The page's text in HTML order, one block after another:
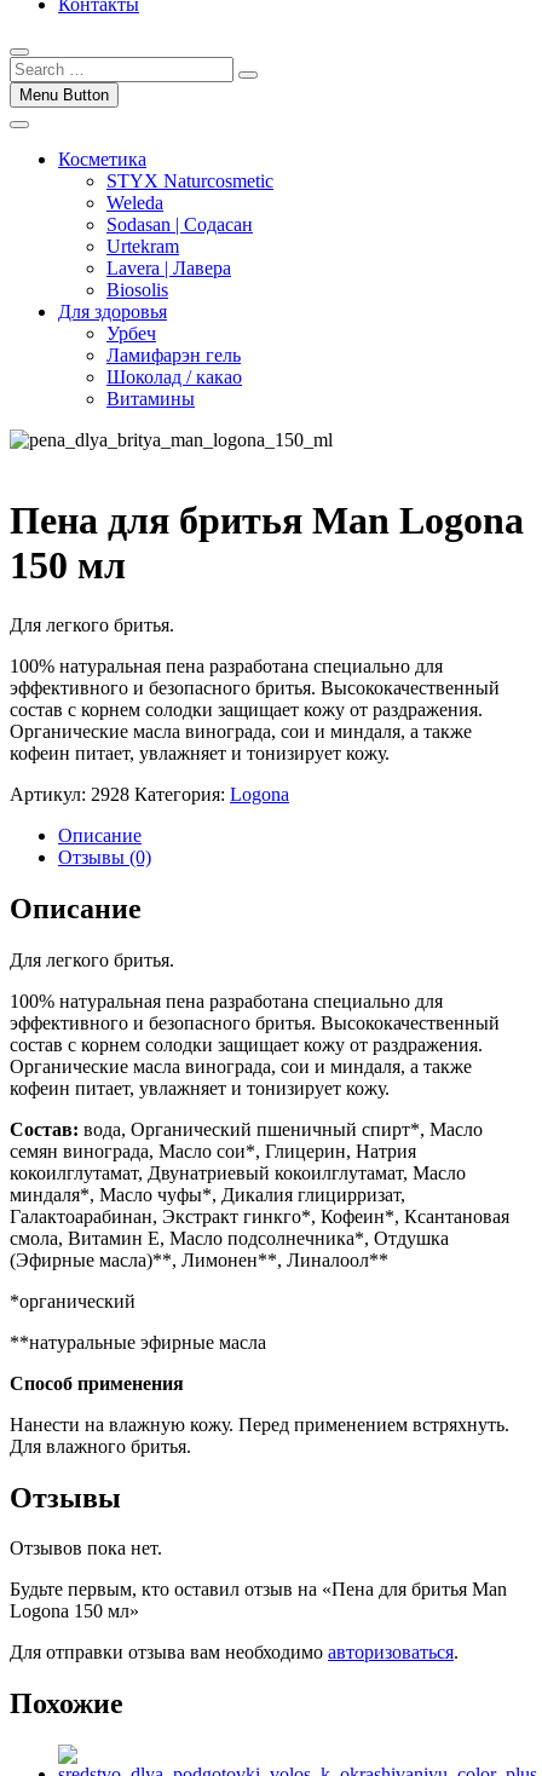
Контакты
Menu Button
Косметика
STYX Naturcosmetic
Weleda
Sodasan | Содасан
Urtekram
Lavera | Лавера
Biosolis
Для здоровья
Урбеч
Ламифарэн гель
Шоколад / какао
Витамины
Пена для бритья Man Logona
150 мл
Для легкого бритья.
100% натуральная пена разработана специально для
эффективного и безопасного бритья. Высококачественный
состав с корнем солодки защищает кожу от раздражения.
Органические масла винограда, сои и миндаля, а также
кофеин питает, увлажняет и тонизирует кожу.
Артикул: 2928 Категория: Logona
Описание
Отзывы (0)
Описание
Для легкого бритья.
100% натуральная пена разработана специально для
эффективного и безопасного бритья. Высококачественный
состав с корнем солодки защищает кожу от раздражения.
Органические масла винограда, сои и миндаля, а также
кофеин питает, увлажняет и тонизирует кожу.
Состав: вода, Органический пшеничный спирт*, Масло
семян винограда, Масло сои*, Глицерин, Натрия
кокоилглутамат, Двунатриевый кокоилглутамат, Масло
миндаля*, Масло чуфы*, Дикалия глицирризат,
Галактоарабинан, Экстракт гинкго*, Кофеин*, Ксантановая
смола, Витамин Е, Масло подсолнечника*, Отдушка
(Эфирные масла)**, Лимонен**, Линалоол**
*органический
**натуральные эфирные масла
Способ применения
Нанести на влажную кожу. Перед применением встряхнуть.
Для влажного бритья.
Отзывы
Отзывов пока нет.
Будьте первым, кто оставил отзыв на «Пена для бритья Man
Logona 150 мл»
Для отправки отзыва вам необходимо авторизоваться.
Похожие